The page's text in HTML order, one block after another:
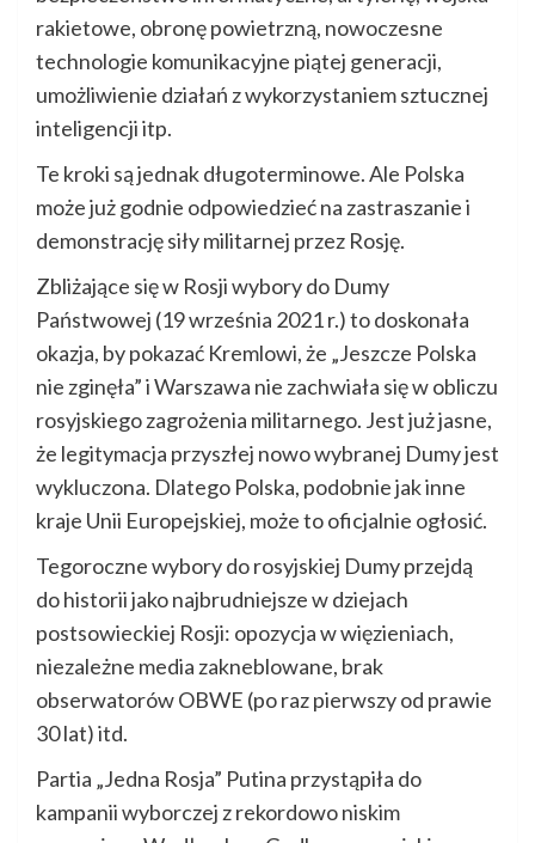
rakietowe, obronę powietrzną, nowoczesne
technologie komunikacyjne piątej generacji,
umożliwienie działań z wykorzystaniem sztucznej
inteligencji itp.
Te kroki są jednak długoterminowe. Ale Polska
może już godnie odpowiedzieć na zastraszanie i
demonstrację siły militarnej przez Rosję.
Zbliżające się w Rosji wybory do Dumy
Państwowej (19 września 2021 r.) to doskonała
okazja, by pokazać Kremlowi, że „Jeszcze Polska
nie zginęła” i Warszawa nie zachwiała się w obliczu
rosyjskiego zagrożenia militarnego. Jest już jasne,
że legitymacja przyszłej nowo wybranej Dumy jest
wykluczona. Dlatego Polska, podobnie jak inne
kraje Unii Europejskiej, może to oficjalnie ogłosić.
Tegoroczne wybory do rosyjskiej Dumy przejdą
do historii jako najbrudniejsze w dziejach
postsowieckiej Rosji: opozycja w więzieniach,
niezależne media zakneblowane, brak
obserwatorów OBWE (po raz pierwszy od prawie
30 lat) itd.
Partia „Jedna Rosja” Putina przystąpiła do
kampanii wyborczej z rekordowo niskim